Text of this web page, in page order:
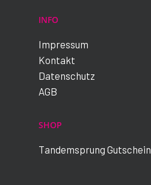
INFO
Impressum
Kontakt
Datenschutz
AGB
SHOP
Tandemsprung Gutschein